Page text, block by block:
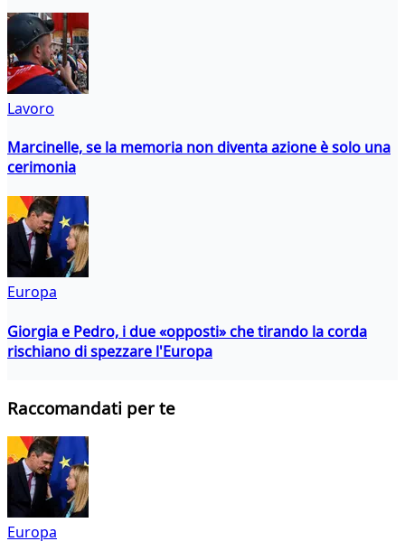
Lavoro
Marcinelle, se la memoria non diventa azione è solo una
cerimonia
Europa
Giorgia e Pedro, i due «opposti» che tirando la corda
rischiano di spezzare l'Europa
Raccomandati per te
Europa